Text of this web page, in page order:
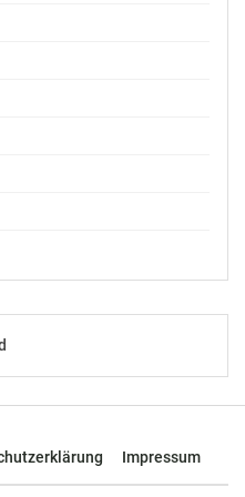
+43 664 348 85 57
UNTER
Service GmbH und
Impressum